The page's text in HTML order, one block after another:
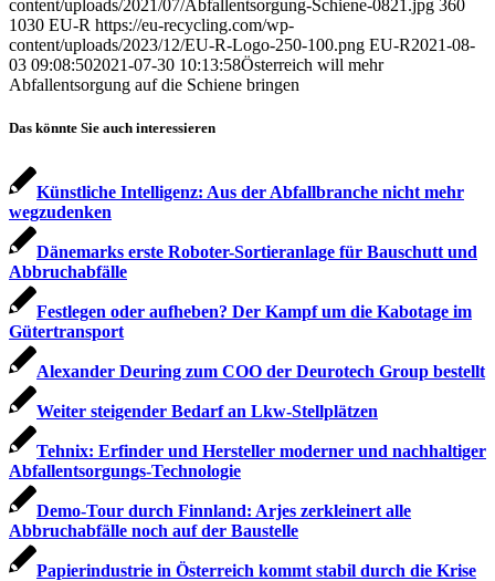
content/uploads/2021/07/Abfallentsorgung-Schiene-0821.jpg 360
1030 EU-R https://eu-recycling.com/wp-
content/uploads/2023/12/EU-R-Logo-250-100.png EU-R2021-08-
03 09:08:502021-07-30 10:13:58Österreich will mehr
Abfallentsorgung auf die Schiene bringen
Das könnte Sie auch interessieren
Künstliche Intelligenz: Aus der Abfallbranche nicht mehr
wegzudenken
Dänemarks erste Roboter-Sortieranlage für Bauschutt und
Abbruchabfälle
Festlegen oder aufheben? Der Kampf um die Kabotage im
Gütertransport
Alexander Deuring zum COO der Deurotech Group bestellt
Weiter steigender Bedarf an Lkw-Stellplätzen
Tehnix: Erfinder und Hersteller moderner und nachhaltiger
Abfallentsorgungs-Technologie
Demo-Tour durch Finnland: Arjes zerkleinert alle
Abbruchabfälle noch auf der Baustelle
Papierindustrie in Österreich kommt stabil durch die Krise